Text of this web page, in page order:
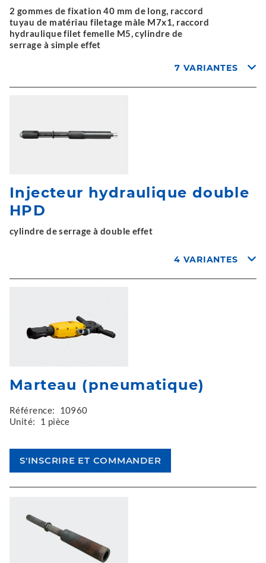
2 gommes de fixation 40 mm de long, raccord
tuyau de matériau filetage màle M7x1, raccord
hydraulique filet femelle M5, cylindre de
serrage à simple effet
7 VARIANTES
Injecteur hydraulique double
HPD
cylindre de serrage à double effet
4 VARIANTES
Marteau (pneumatique)
Référence:
10960
Unité:
1 pièce